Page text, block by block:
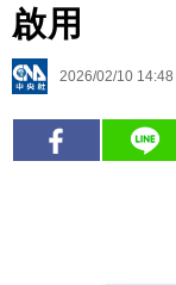
啟用
2026/02/10 14:48